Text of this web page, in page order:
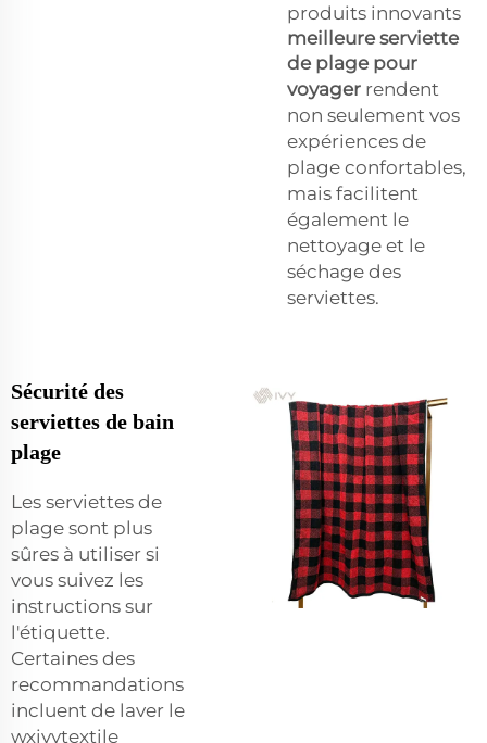
produits innovants
meilleure serviette
de plage pour
voyager rendent
non seulement vos
expériences de
plage confortables,
mais facilitent
également le
nettoyage et le
séchage des
serviettes.
Sécurité des
serviettes de bain
plage
Les serviettes de
plage sont plus
sûres à utiliser si
vous suivez les
instructions sur
l'étiquette.
Certaines des
recommandations
incluent de laver le
wxivytextile